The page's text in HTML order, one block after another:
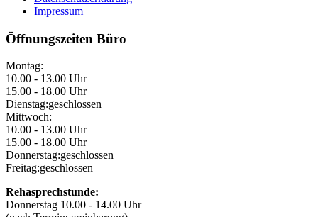
Impressum
Öffnungszeiten Büro
Montag:
10.00 - 13.00 Uhr
15.00 - 18.00 Uhr
Dienstag:geschlossen
Mittwoch:
10.00 - 13.00 Uhr
15.00 - 18.00 Uhr
Donnerstag:geschlossen
Freitag:geschlossen
Rehasprechstunde:
Donnerstag 10.00 - 14.00 Uhr